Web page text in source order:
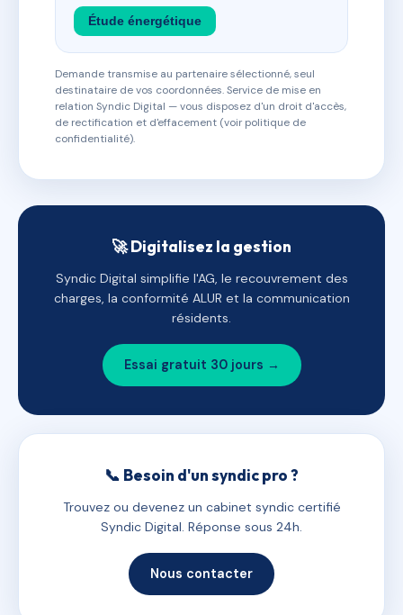
Étude énergétique
Demande transmise au partenaire sélectionné, seul
destinataire de vos coordonnées. Service de mise en
relation Syndic Digital — vous disposez d'un droit d'accès,
de rectification et d'effacement (voir politique de
confidentialité).
🚀 Digitalisez la gestion
Syndic Digital simplifie l'AG, le recouvrement des
charges, la conformité ALUR et la communication
résidents.
Essai gratuit 30 jours →
📞 Besoin d'un syndic pro ?
Trouvez ou devenez un cabinet syndic certifié
Syndic Digital. Réponse sous 24h.
Nous contacter